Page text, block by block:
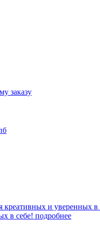
в себе! подробнее